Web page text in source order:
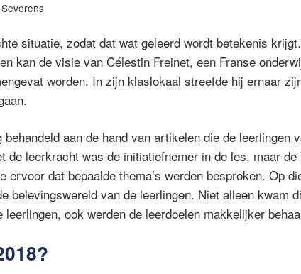
situatie, zodat dat wat geleerd wordt betekenis
kan de visie van Célestin Freinet, een Franse
worden. In zijn klaslokaal streefde hij ernaar
behandeld aan de hand van artikelen die de leerlingen
de leerkracht was de initiatiefnemer in de les, maar
ervoor dat bepaalde thema’s werden besproken. Op
belevingswereld van de leerlingen. Niet alleen kwam
leerlingen, ook werden de leerdoelen makkelijker